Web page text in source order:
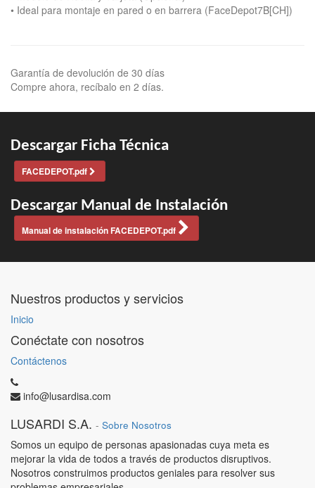
• Ideal para montaje en pared o en barrera (FaceDepot7B[CH])
Garantía de devolución de 30 días
Compre ahora, recíbalo en 2 días.
Descargar Ficha Técnica
FACEDEPOT.pdf
Descargar Manual de Instalación
Manual de instalación FACEDEPOT.pdf
Nuestros productos y servicios
Inicio
Conéctate con nosotros
Contáctenos
info@lusardisa.com
LUSARDI S.A. - Sobre Nosotros
Somos un equipo de personas apasionadas cuya meta es
mejorar la vida de todos a través de productos disruptivos.
Nosotros construimos productos geniales para resolver sus